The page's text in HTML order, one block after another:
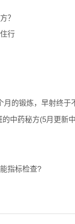
？
行
的锻炼，早射终于
中药秘方(5月更新
指标检查?